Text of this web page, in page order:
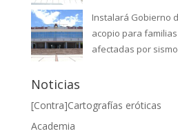
Instalará Gobierno
acopio para
afectadas por
Noticias
[Contra]Cartografías eróticas
Academia